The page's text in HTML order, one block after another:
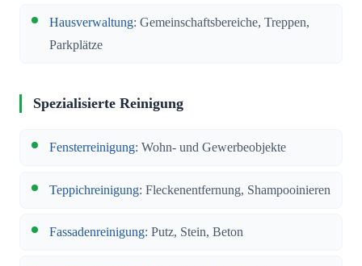
Hausverwaltung: Gemeinschaftsbereiche, Treppen,
Parkplätze
Spezialisierte Reinigung
Fensterreinigung: Wohn- und Gewerbeobjekte
Teppichreinigung: Fleckenentfernung, Shampooinieren
Fassadenreinigung: Putz, Stein, Beton